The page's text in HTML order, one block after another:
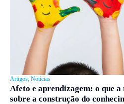
Artigos, Notícias
Afeto e aprendizagem: o que
sobre a construção do